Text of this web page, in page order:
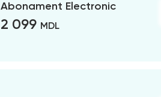
Abonament Electronic
2 099 MDL